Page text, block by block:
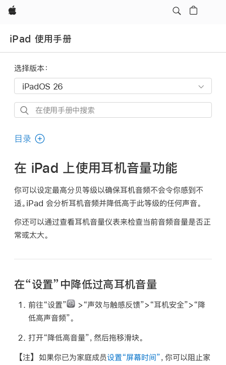
Apple
iPad 使用手册
选择版本：
在
用
册
中
搜
索
目录
在 iPad 上使用耳机音量功能
你可以设定最高分贝等级以确保耳机音频不会令你感到不
适。iPad 会分析耳机音频并降低高于此等级的任何声音。
你还可以通过查看耳机音量仪表来检查当前音频音量是否正
常或太大。
在“设置”中降低过高耳机音量
前往“设置”
>“声效与触感反馈”>“耳机安全”>“降
低高声音频”。
打开“降低高音量”，然后拖移滑块。
【注】 如果你已为家庭成员设置“屏幕时间”，你可以阻止家